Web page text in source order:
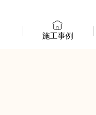
施工事例